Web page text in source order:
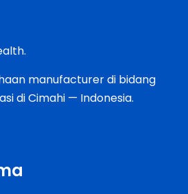
manufacturer di bidang
di Cimahi — Indonesia.